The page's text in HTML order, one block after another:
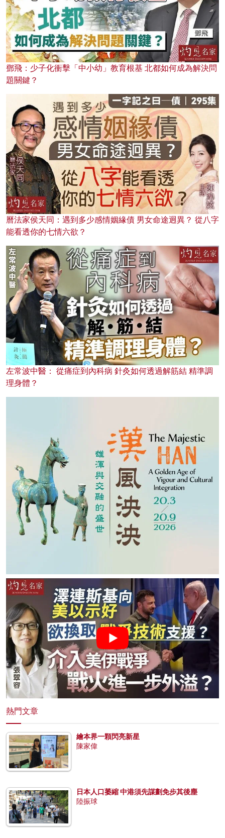
鄧飛：少子化衝擊「中小幼」教育根基 北都如何成為解決問
題關鍵？
曆法家侯天同：遇到多少感情姻緣債 男女命途迥異？ 從八字
能看透你的七情六欲？
左常波中醫： 從痛症到內科病 針灸如何透過解筋結 精準調
理身體？
熱門文章
繪本界一顆閃亮新星
陳家偉
日本人口萎縮 中港須先謀劃免步其後塵
陸振球